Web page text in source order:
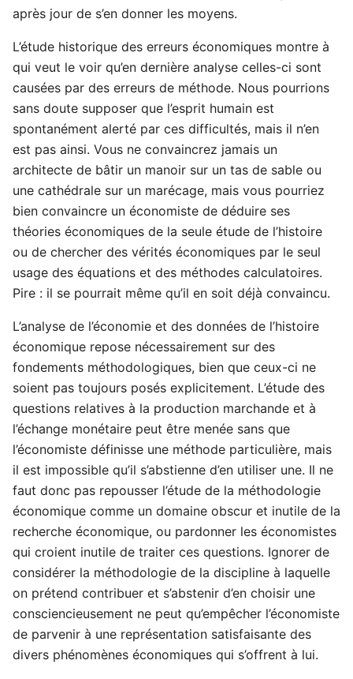
après jour de s’en donner les moyens.
L’étude historique des erreurs économiques montre à
qui veut le voir qu’en dernière analyse celles-ci sont
causées par des erreurs de méthode. Nous pourrions
sans doute supposer que l’esprit humain est
spontanément alerté par ces difficultés, mais il n’en
est pas ainsi. Vous ne convaincrez jamais un
architecte de bâtir un manoir sur un tas de sable ou
une cathédrale sur un marécage, mais vous pourriez
bien convaincre un économiste de déduire ses
théories économiques de la seule étude de l’histoire
ou de chercher des vérités économiques par le seul
usage des équations et des méthodes calculatoires.
Pire : il se pourrait même qu’il en soit déjà convaincu.
L’analyse de l’économie et des données de l’histoire
économique repose nécessairement sur des
fondements méthodologiques, bien que ceux-ci ne
soient pas toujours posés explicitement. L’étude des
questions relatives à la production marchande et à
l’échange monétaire peut être menée sans que
l’économiste définisse une méthode particulière, mais
il est impossible qu’il s’abstienne d’en utiliser une. Il ne
faut donc pas repousser l’étude de la méthodologie
économique comme un domaine obscur et inutile de la
recherche économique, ou pardonner les économistes
qui croient inutile de traiter ces questions. Ignorer de
considérer la méthodologie de la discipline à laquelle
on prétend contribuer et s’abstenir d’en choisir une
consciencieusement ne peut qu’empêcher l’économiste
de parvenir à une représentation satisfaisante des
divers phénomènes économiques qui s’offrent à lui.